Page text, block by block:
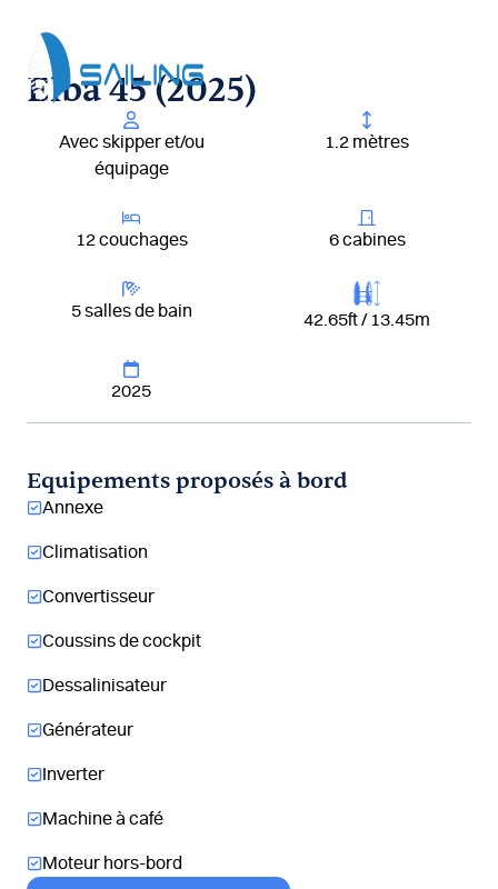
contenu
Elba 45 (2025)
Avec skipper et/ou
équipage
1.2 mètres
12 couchages 6 cabines
5 salles de bain 42.65ft / 13.45m
2025
Equipements proposés à bord
Annexe
Climatisation
Convertisseur
Coussins de cockpit
Dessalinisateur
Générateur
Inverter
Machine à café
Moteur hors-bord